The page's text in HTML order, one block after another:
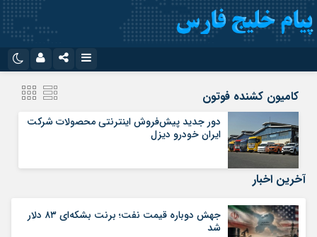
سروش
آپارات
رمز عبور
کامیون کشنده فوتون
دور جدید پیش‌فروش اینترنتی محصولات شرکت
ایران خودرو دیزل
آخرین اخبار
جهش دوباره قیمت نفت؛ برنت بشکه‌ای ۸۳ دلار
شد